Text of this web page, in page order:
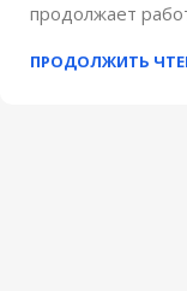
продолжает
ПРОДОЛЖИТЬ